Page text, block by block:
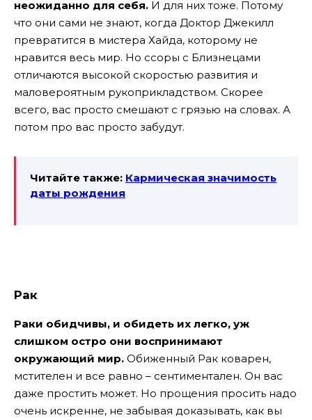
неожиданно для себя. И для них тоже. Потому
что они сами не знают, когда Доктор Джекилл
превратится в мистера Хайда, которому не
нравится весь мир. Но ссоры с Близнецами
отличаются высокой скоростью развития и
маловероятным рукоприкладством. Скорее
всего, вас просто смешают с грязью на словах. А
потом про вас просто забудут.
Читайте также: Кармическая значимость
даты рождения
Рак
Раки обидчивы, и обидеть их легко, уж
слишком остро они воспринимают
окружающий мир. Обиженный Рак коварен,
мстителен и все равно – сентиментален. Он вас
даже простить может. Но прощения просить надо
очень искренне, не забывая доказывать, как вы